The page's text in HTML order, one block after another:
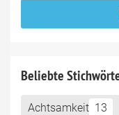
Beliebte
Achtsamkeit 13